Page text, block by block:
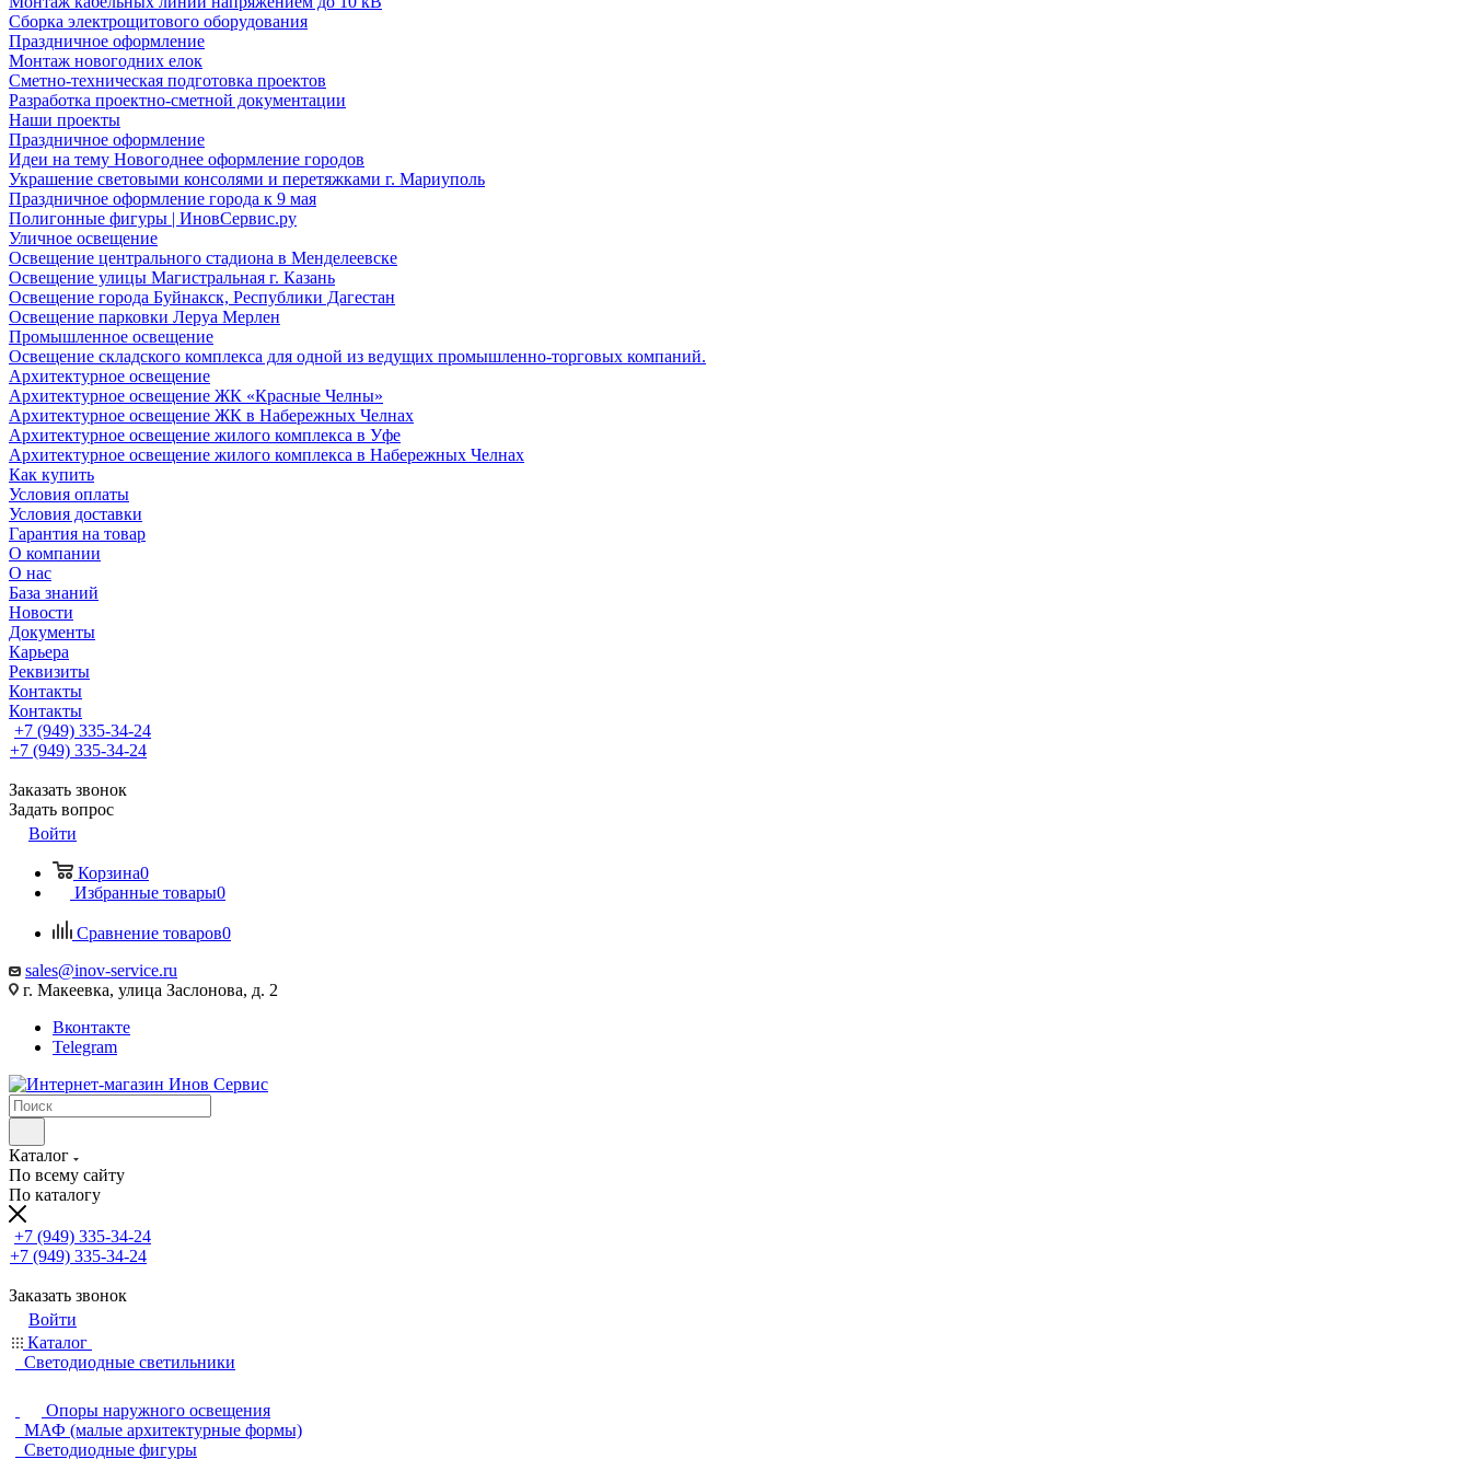
Сборка электрощитового оборудования
Праздничное оформление
Монтаж новогодних елок
Сметно-техническая подготовка проектов
Разработка проектно-сметной документации
Наши проекты
Праздничное оформление
Идеи на тему Новогоднее оформление городов
Украшение световыми консолями и перетяжками г. Мариуполь
Праздничное оформление города к 9 мая
Полигонные фигуры | ИновСервис.ру
Уличное освещение
Освещение центрального стадиона в Менделеевске
Освещение улицы Магистральная г. Казань
Освещение города Буйнакск, Республики Дагестан
Освещение парковки Леруа Мерлен
Промышленное освещение
Освещение складского комплекса для одной из ведущих промышленно-торговых компаний.
Архитектурное освещение
Архитектурное освещение ЖК «Красные Челны»
Архитектурное освещение ЖК в Набережных Челнах
Архитектурное освещение жилого комплекса в Уфе
Архитектурное освещение жилого комплекса в Набережных Челнах
Как купить
Условия оплаты
Условия доставки
Гарантия на товар
О компании
О нас
База знаний
Новости
Документы
Карьера
Реквизиты
Контакты
Контакты
+7 (949) 335-34-24
+7 (949) 335-34-24
Заказать звонок
Задать вопрос
Войти
Корзина0
Избранные товары0
Сравнение товаров0
sales@inov-service.ru
г. Макеевка, улица Заслонова, д. 2
Вконтакте
Telegram
Каталог
По всему сайту
По каталогу
+7 (949) 335-34-24
+7 (949) 335-34-24
Заказать звонок
Войти
Каталог
Светодиодные светильники
Опоры наружного освещения
МАФ (малые архитектурные формы)
Светодиодные фигуры